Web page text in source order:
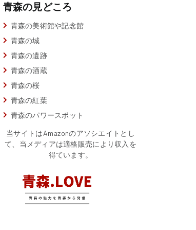
青森の見どころ
青森の美術館や記念館
青森の城
青森の遺跡
青森の酒蔵
青森の桜
青森の紅葉
青森のパワースポット
当サイトはAmazonのアソシエイトとし
て、当メディアは適格販売により収入を
得ています。